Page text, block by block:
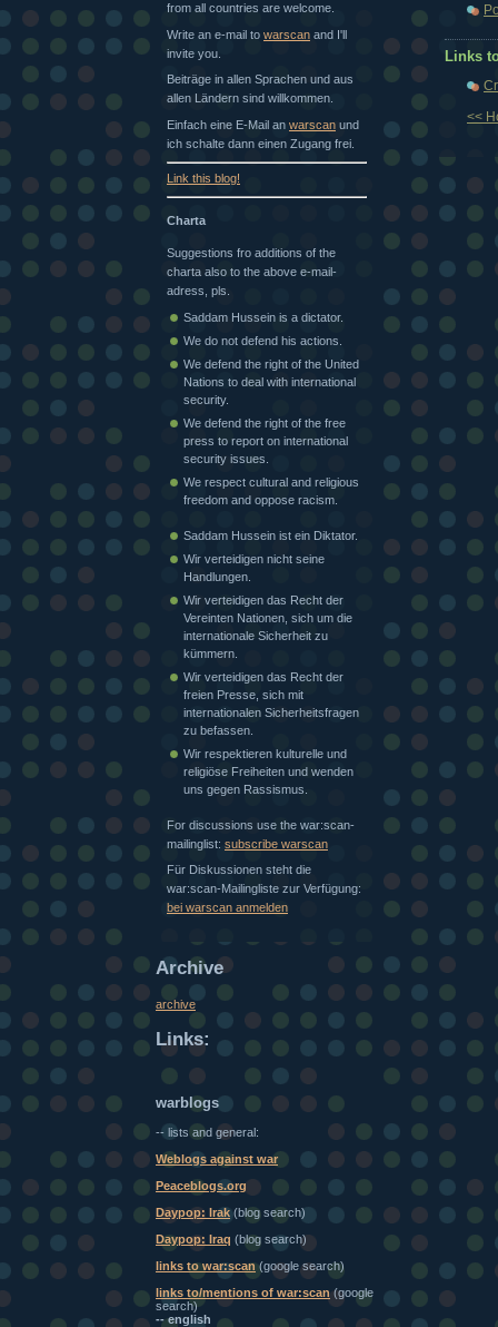
Links
<<
from all countries are welcome.
Write an e-mail to warscan and I'll
invite you.
Beiträge in allen Sprachen und aus
allen Ländern sind willkommen.
Einfach eine E-Mail an warscan und
ich schalte dann einen Zugang frei.
Link this blog!
Charta
Suggestions fro additions of the
charta also to the above e-mail-
adress, pls.
Saddam Hussein is a dictator.
We do not defend his actions.
We defend the right of the United
Nations to deal with international
security.
We defend the right of the free
press to report on international
security issues.
We respect cultural and religious
freedom and oppose racism.
Saddam Hussein ist ein Diktator.
Wir verteidigen nicht seine
Handlungen.
Wir verteidigen das Recht der
Vereinten Nationen, sich um die
internationale Sicherheit zu
kümmern.
Wir verteidigen das Recht der
freien Presse, sich mit
internationalen Sicherheitsfragen
zu befassen.
Wir respektieren kulturelle und
religiöse Freiheiten und wenden
uns gegen Rassismus.
For discussions use the war:scan-
mailinglist: subscribe warscan
Für Diskussionen steht die
war:scan-Mailingliste zur Verfügung:
bei warscan anmelden
Archive
archive
Links:
warblogs
-- lists and general:
Weblogs against war
Peaceblogs.org
Daypop: Irak (blog search)
Daypop: Iraq (blog search)
links to war:scan (google search)
links to/mentions of war:scan(google
search)
-- english